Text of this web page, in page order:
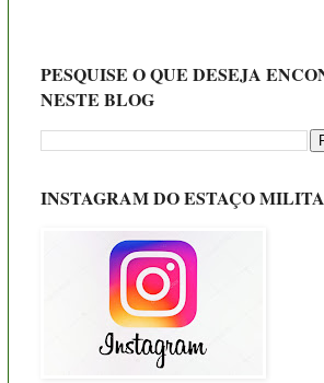
PESQUISE O QUE DESEJA
NESTE BLOG
INSTAGRAM DO ESTAÇO